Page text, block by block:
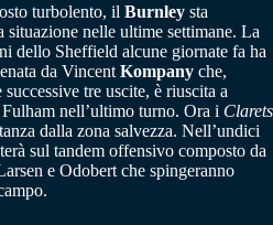
turbolento, il Burnley sta
nelle ultime settimane. La
dello Sheffield alcune giornate fa ha
da Vincent Kompany che,
tre uscite, è riuscita a
nell’ultimo turno. Ora i Clarets
dalla zona salvezza. Nell’undici
sul tandem offensivo composto da
e Odobert che spingeranno